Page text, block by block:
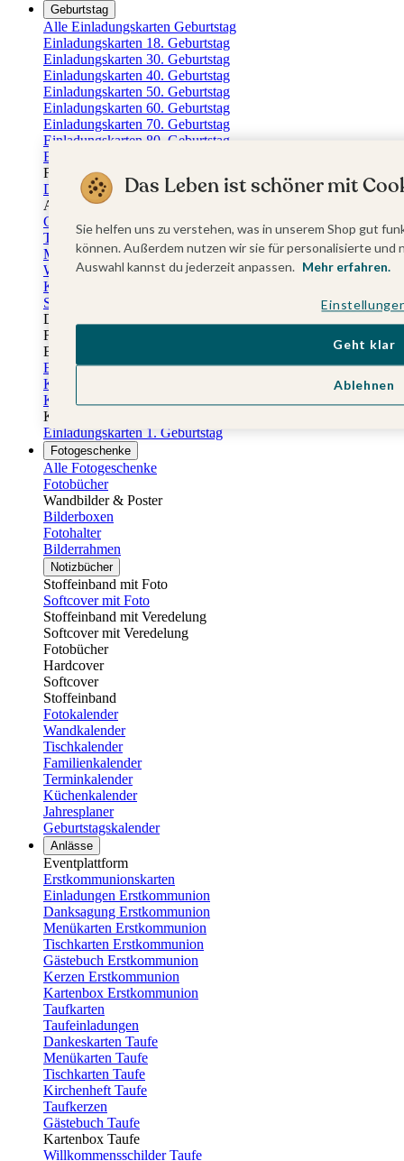
Geburtstag
Alle Einladungskarten Geburtstag
Einladungskarten 18. Geburtstag
Einladungskarten 30. Geburtstag
Einladungskarten 40. Geburtstag
Einladungskarten 50. Geburtstag
Einladungskarten 60. Geburtstag
Einladungskarten 70. Geburtstag
Einladungskarten 80. Geburtstag
Einladungskarten 90. Geburtstag
Für jedes Alter
Doppelgeburtstag Einladungen
Alle Geburtstagsextras
Gästebücher Geburtstag
Tischkarten Geburtstag
Menükarten Geburtstag
Weinetiketten Geburtstag
Kartenbox Geburtstag
Save the Date Karten
Dankeskarten Geburtstag
Fotobuch Geburtstag
Eventplattform
Einladungskarten Kindergeburtstag
Kindergeburtstag Jungen
Kindergeburtstag Mädchen
Kindergeburtstag Unisex
Einladungskarten 1. Geburtstag
Fotogeschenke
Alle Fotogeschenke
Fotobücher
Wandbilder & Poster
Bilderboxen
Fotohalter
Bilderrahmen
Notizbücher
Stoffeinband mit Foto
Softcover mit Foto
Stoffeinband mit Veredelung
Softcover mit Veredelung
Fotobücher
Hardcover
Softcover
Stoffeinband
Fotokalender
Wandkalender
Tischkalender
Familienkalender
Terminkalender
Küchenkalender
Jahresplaner
Geburtstagskalender
Anlässe
Eventplattform
Erstkommunionskarten
Einladungen Erstkommunion
Danksagung Erstkommunion
Menükarten Erstkommunion
Tischkarten Erstkommunion
Gästebuch Erstkommunion
Kerzen Erstkommunion
Kartenbox Erstkommunion
Taufkarten
Taufeinladungen
Dankeskarten Taufe
Menükarten Taufe
Tischkarten Taufe
Kirchenheft Taufe
Taufkerzen
Gästebuch Taufe
Kartenbox Taufe
Willkommensschilder Taufe
Das Leben ist schöner mit
Sie helfen uns zu verstehen, was in unserem Shop gut
können. Außerdem nutzen wir sie für personalisierte
Auswahl kannst du jederzeit anpassen. Mehr erfahren.
Ablehnen
Geht klar